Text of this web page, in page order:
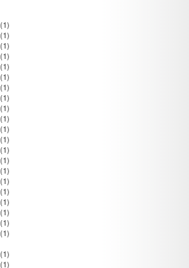
(1)
(1)
(1)
(1)
(1)
(1)
(1)
(1)
(1)
(1)
(1)
(1)
(1)
(1)
(1)
(1)
(1)
(1)
(1)
(1)
(1)
(1)
(1)